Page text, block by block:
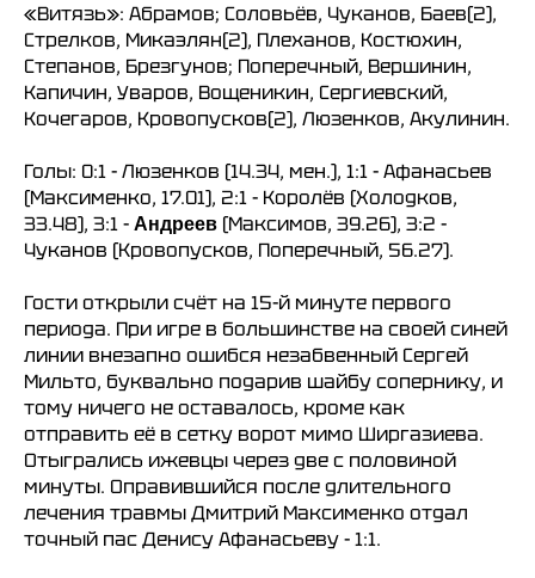
«Витязь»: Абрамов; Соловьёв, Чуканов, Баев(2),
Стрелков, Микаэлян(2), Плеханов, Костюхин,
Степанов, Брезгунов; Поперечный, Вершинин,
Капичин, Уваров, Вощеникин, Сергиевский,
Кочегаров, Кровопусков(2), Люзенков, Акулинин.
Голы: 0:1 - Люзенков (14.34, мен.), 1:1 - Афанасьев
(Максименко, 17.01), 2:1 - Королёв (Холодков,
33.48), 3:1 - Андреев (Максимов, 39.26), 3:2 -
Чуканов (Кровопусков, Поперечный, 56.27).
Гости открыли счёт на 15-й минуте первого
периода. При игре в большинстве на своей синей
линии внезапно ошибся незабвенный Сергей
Мильто, буквально подарив шайбу сопернику, и
тому ничего не оставалось, кроме как
отправить её в сетку ворот мимо Ширгазиева.
Отыгрались ижевцы через две с половиной
минуты. Оправившийся после длительного
лечения травмы Дмитрий Максименко отдал
точный пас Денису Афанасьеву - 1:1.